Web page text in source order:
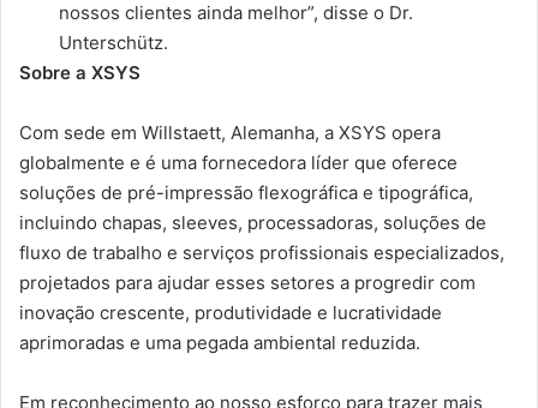
nossos clientes ainda melhor”, disse o Dr.
Unterschütz.
Sobre a XSYS
Com sede em Willstaett, Alemanha, a XSYS opera
globalmente e é uma fornecedora líder que oferece
soluções de pré-impressão flexográfica e tipográfica,
incluindo chapas, sleeves, processadoras, soluções de
fluxo de trabalho e serviços profissionais especializados,
projetados para ajudar esses setores a progredir com
inovação crescente, produtividade e lucratividade
aprimoradas e uma pegada ambiental reduzida.
Em reconhecimento ao nosso esforço para trazer mais